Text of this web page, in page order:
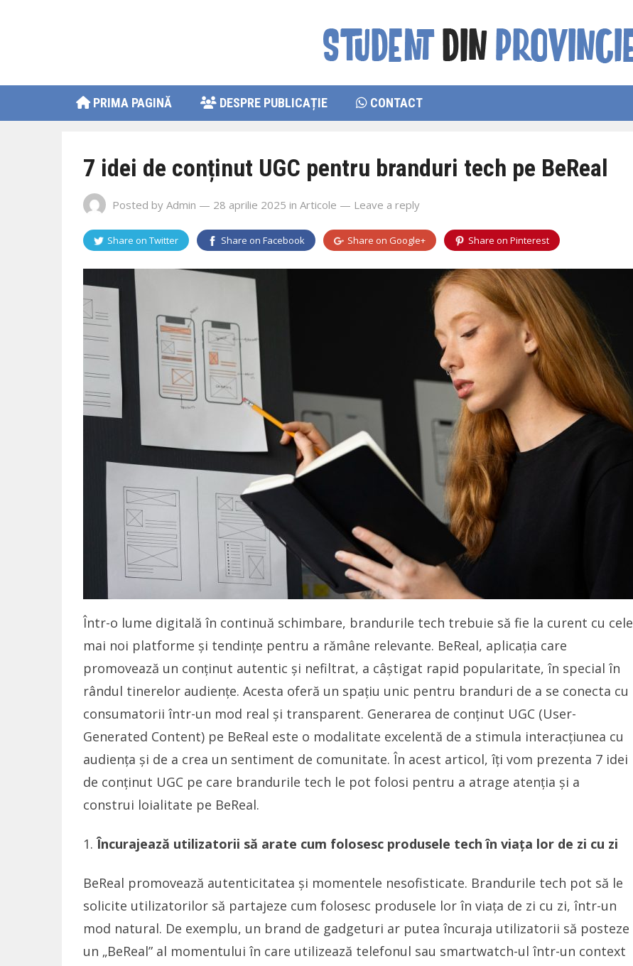
PRIMA PAGINĂ DESPRE PUBLICAȚIE CONTACT
7 idei de conținut UGC pentru branduri tech pe BeReal
Posted by Admin — 28 aprilie 2025 in Articole — Leave a reply
Share on Twitter Share on Facebook Share on Google+ Share on Pinterest
Într-o lume digitală în continuă schimbare, brandurile tech trebuie să fie la curent cu cele
mai noi platforme și tendințe pentru a rămâne relevante. BeReal, aplicația care
promovează un conținut autentic și nefiltrat, a câștigat rapid popularitate, în special în
rândul tinerelor audiențe. Acesta oferă un spațiu unic pentru branduri de a se conecta cu
consumatorii într-un mod real și transparent. Generarea de conținut UGC (User-
Generated Content) pe BeReal este o modalitate excelentă de a stimula interacțiunea cu
audiența și de a crea un sentiment de comunitate. În acest articol, îți vom prezenta 7 idei
de conținut UGC pe care brandurile tech le pot folosi pentru a atrage atenția și a
construi loialitate pe BeReal.
Încurajează utilizatorii să arate cum folosesc produsele tech în viața lor de zi cu zi
BeReal promovează autenticitatea și momentele nesofisticate. Brandurile tech pot să le
solicite utilizatorilor să partajeze cum folosesc produsele lor în viața de zi cu zi, într-un
mod natural. De exemplu, un brand de gadgeturi ar putea încuraja utilizatorii să posteze
un „BeReal” al momentului în care utilizează telefonul sau smartwatch-ul într-un context